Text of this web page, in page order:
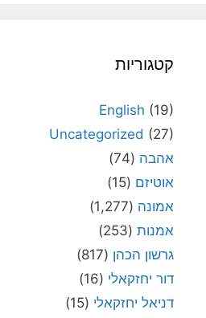
קטגוריות
English (19)
Uncategorized (27)
אהבה (74)
אוטיזם (15)
אמונה (1,277)
אמנות (253)
גרשון הכהן (817)
דור יחזקאלי (16)
דניאל יחזקאלי (15)